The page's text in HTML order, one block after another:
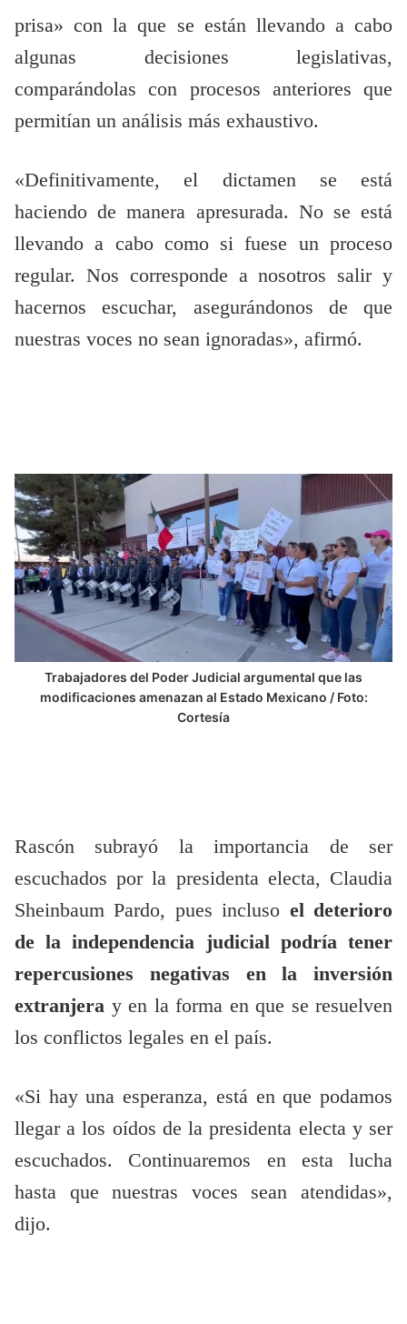
prisa» con la que se están llevando a cabo
algunas decisiones legislativas,
comparándolas con procesos anteriores que
permitían un análisis más exhaustivo.
«Definitivamente, el dictamen se está
haciendo de manera apresurada. No se está
llevando a cabo como si fuese un proceso
regular. Nos corresponde a nosotros salir y
hacernos escuchar, asegurándonos de que
nuestras voces no sean ignoradas», afirmó.
Trabajadores del Poder Judicial argumental que las
modificaciones amenazan al Estado Mexicano / Foto:
Cortesía
Rascón subrayó la importancia de ser
escuchados por la presidenta electa, Claudia
Sheinbaum Pardo, pues incluso el deterioro
de la independencia judicial podría tener
repercusiones negativas en la inversión
extranjera y en la forma en que se resuelven
los conflictos legales en el país.
«Si hay una esperanza, está en que podamos
llegar a los oídos de la presidenta electa y ser
escuchados. Continuaremos en esta lucha
hasta que nuestras voces sean atendidas»,
dijo.